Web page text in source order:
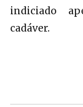
indiciado
cadáver.